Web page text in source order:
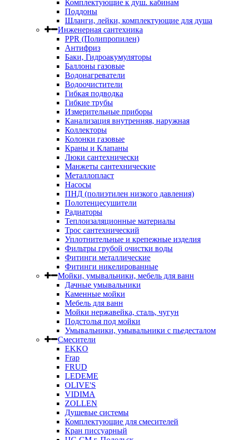
Комплектующие к душ. кабинам
Поддоны
Шланги, лейки, комплектующие для душа
Инженерная сантехника
PPR (Полипропилен)
Антифриз
Баки, Гидроакумуляторы
Баллоны газовые
Водонагреватели
Водоочистители
Гибкая подводка
Гибкие трубы
Измерительные приборы
Канализация внутренняя, наружная
Коллекторы
Колонки газовые
Краны и Клапаны
Люки сантехнически
Манжеты сантехнические
Металлопласт
Насосы
ПНД (полиэтилен низкого давления)
Полотенцесушители
Радиаторы
Теплоизаляционные материалы
Трос сантехнический
Уплотнительные и крепежные изделия
Фильтры грубой очистки воды
Фитинги металлические
Фитинги никелированные
Мойки, умывальники, мебель для ванн
Дачные умывальники
Каменные мойки
Мебель для ванн
Мойки нержавейка, сталь, чугун
Подстолья под мойки
Умывальники, умывальники с пьедесталом
Смесители
EKKO
Frap
FRUD
LEDEME
OLIVE'S
VIDIMA
ZOLLEN
Душевые системы
Комплектующие для смесителей
Кран писсуарный